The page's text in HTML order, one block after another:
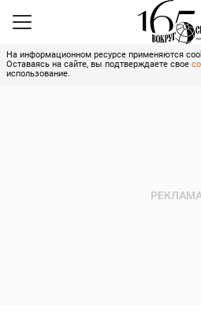
На информационном ресурсе применяются
Оставаясь на сайте, вы подтверждаете свое
использование.